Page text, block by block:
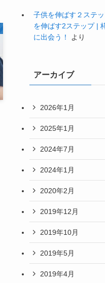
子供を伸ばす２ステ
を伸ばす2ステップ |
に出会う！
より
アーカイブ
2026年1月
2025年1月
2024年7月
2024年1月
2020年2月
2019年12月
2019年10月
2019年5月
2019年4月